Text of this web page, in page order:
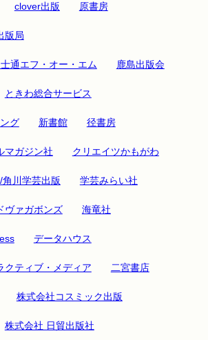
clover出版 原書房
版局
通エフ・オー・エム 鹿島出版会
ときわ総合サービス
グ 新書館 径書房
マガジン社 クリエイツかもがわ
角川学芸出版 学芸みらい社
ヴァガボンズ 海竜社
データハウス
クティブ・メディア 二宮書店
株式会社コスミック出版
株式会社 日貿出版社